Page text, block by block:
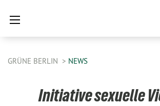
GRÜNE BERLIN NEWS
Initiative sexuelle